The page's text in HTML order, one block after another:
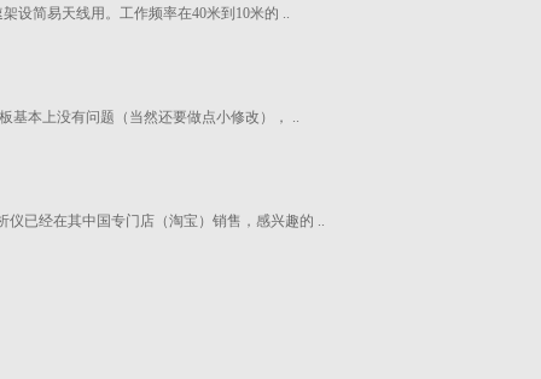
设简易天线用。工作频率在40米到10米的 ..
基本上没有问题（当然还要做点小修改）， ..
仪已经在其中国专门店（淘宝）销售，感兴趣的 ..